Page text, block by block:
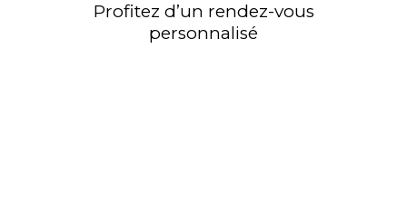
Profitez d’un rendez-vous
personnalisé